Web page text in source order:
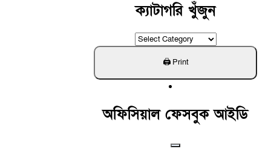
ক্যাটাগরি খুঁজুন
ক্যাটাগরি
খুঁজুন
অফিসিয়াল ফেসবুক আইডি